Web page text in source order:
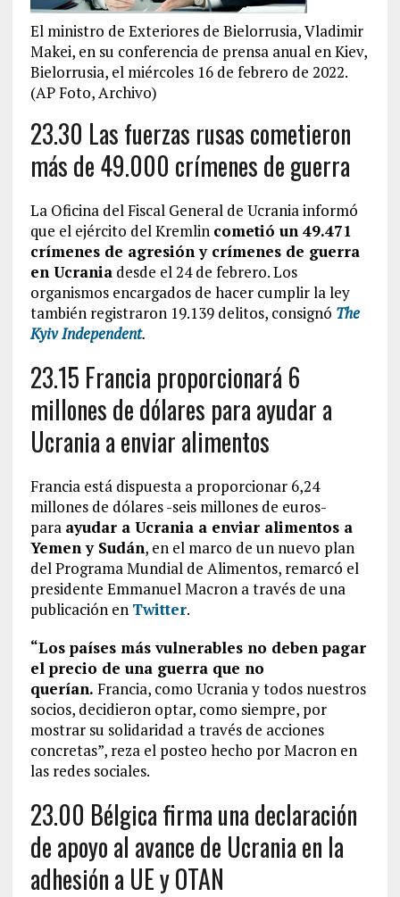
El ministro de Exteriores de Bielorrusia, Vladimir
Makei, en su conferencia de prensa anual en Kiev,
Bielorrusia, el miércoles 16 de febrero de 2022.
(AP Foto, Archivo)
23.30 Las fuerzas rusas cometieron
más de 49.000 crímenes de guerra
La Oficina del Fiscal General de Ucrania informó
que el ejército del Kremlin cometió un 49.471
crímenes de agresión y crímenes de guerra
en Ucraniadesde el 24 de febrero. Los
organismos encargados de hacer cumplir la ley
también registraron 19.139 delitos, consignó The
Kyiv Independent.
23.15 Francia proporcionará 6
millones de dólares para ayudar a
Ucrania a enviar alimentos
Francia está dispuesta a proporcionar 6,24
millones de dólares -seis millones de euros-
para ayudar a Ucrania a enviar alimentos a
Yemen y Sudán, en el marco de un nuevo plan
del Programa Mundial de Alimentos, remarcó el
presidente Emmanuel Macron a través de una
publicación en Twitter.
“Los países más vulnerables no deben pagar
el precio de una guerra que no
querían. Francia, como Ucrania y todos nuestros
socios, decidieron optar, como siempre, por
mostrar su solidaridad a través de acciones
concretas”, reza el posteo hecho por Macron en
las redes sociales.
23.00 Bélgica firma una declaración
de apoyo al avance de Ucrania en la
adhesión a UE y OTAN